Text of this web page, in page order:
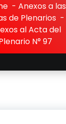
- Anexos a las
de Plenarios -
al Acta del
N° 97